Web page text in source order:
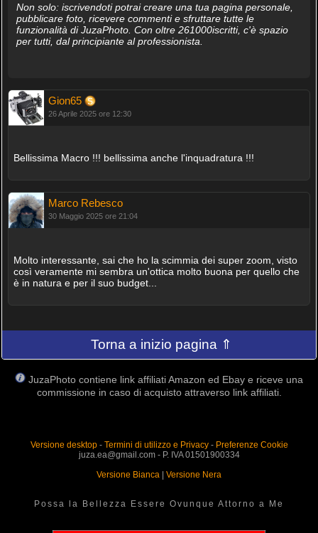
Non solo: iscrivendoti potrai creare una tua pagina personale,
pubblicare foto, ricevere commenti e sfruttare tutte le
funzionalità di JuzaPhoto. Con oltre 261000iscritti, c'è spazio
per tutti, dal principiante al professionista.
Gion65
26 Aprile 2025 ore 12:30
Bellissima Macro !!! bellissima anche l'inquadratura !!!
Marco Rebesco
30 Maggio 2025 ore 21:04
Molto interessante, sai che ho la scimmia dei super zoom, visto
così veramente mi sembra un'ottica molto buona per quello che
è in natura e per il suo budget...
Torna a inizio pagina ⇑
JuzaPhoto contiene link affiliati Amazon ed Ebay e riceve una
commissione in caso di acquisto attraverso link affiliati.
Versione desktop- Termini di utilizzo e Privacy- Preferenze Cookie
juza.ea@gmail.com - P. IVA 01501900334
Versione Bianca
Versione Nera
Possa la Bellezza Essere Ovunque Attorno a Me